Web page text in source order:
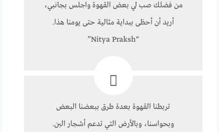
من فضلك صب لي بعض القهوة واجلس بجانبي،
أريد أن أحظى ببداية مثالية حتى يومنا هذا.
“Nitya Praksh”
تربطنا القهوة بعدة طرق ببعضنا البعض
وبحواسنا، وبالأرض التي تدعم أشجار البن.